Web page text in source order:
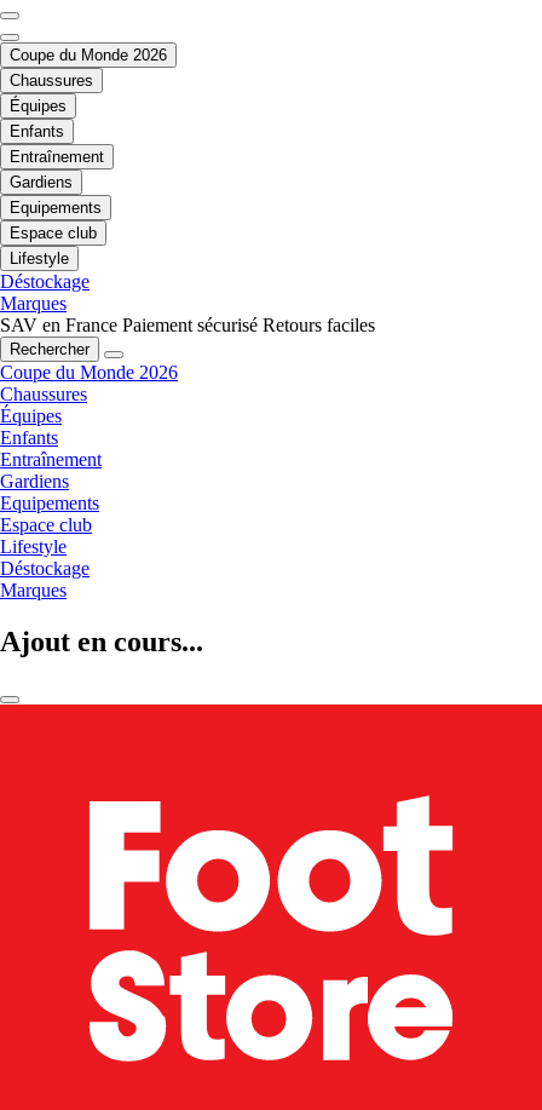
Coupe du Monde 2026
Chaussures
Équipes
Enfants
Entraînement
Gardiens
Equipements
Espace club
Lifestyle
Déstockage
Marques
SAV en France Paiement sécurisé Retours faciles
Rechercher
Coupe du Monde 2026
Chaussures
Équipes
Enfants
Entraînement
Gardiens
Equipements
Espace club
Lifestyle
Déstockage
Marques
Ajout en cours...